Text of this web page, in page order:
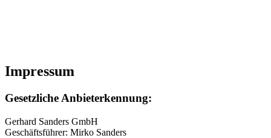
Impressum
Gesetzliche Anbieterkennung:
Gerhard Sanders GmbH
Geschäftsführer: Mirko Sanders